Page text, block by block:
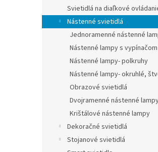
Svietidlá na diaľkové
Nástenné svietidlá
Jednoramenné nástenné
Nástenné lampy s vypínačom
Nástenné lampy- polkruhy
Nástenné lampy- okruhlé,
Obrazové svietidlá
Dvojramenné nástenné
Krištálové nástenné lampy
Dekoračné svietidlá
Stojanové svietidlá